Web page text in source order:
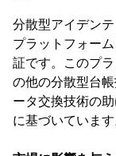
分散型アイデン
プラットフォー
証です。このプ
の他の分散型台
ータ交換技術の
に基づいています